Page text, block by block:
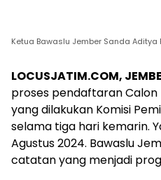
Ketua Bawaslu Jember Sanda Aditya
LOCUSJATIM.COM,
proses pendaftaran Calon
yang dilakukan Komisi
selama tiga hari kemarin.
Agustus 2024. Bawaslu
catatan yang menjadi